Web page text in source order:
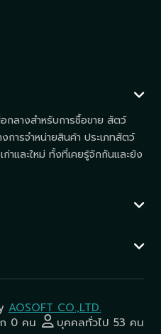
กลางสำหรับการซื้อขาย สัตว์
ารจำหน่ายสินค้า ประเภทสัตว์
าและใหม่ ทั้งที่เคยรู้จักกันและยัง
AOSOFT CO.,LTD.
0 คน บุคคลทั่วไป 53 คน